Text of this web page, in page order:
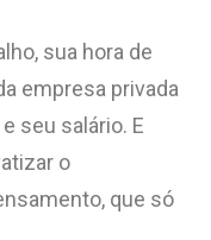
sua hora de
empresa privada
seu salário. E
o
que só